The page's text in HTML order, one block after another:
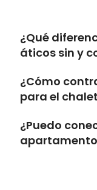
¿Qué
áticos sin y
¿Cómo
para el
¿Puedo